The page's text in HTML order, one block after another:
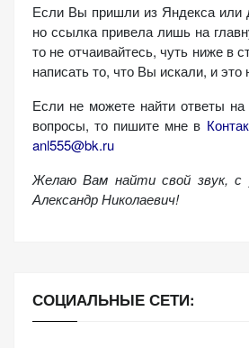
Если Вы пришли из Яндекса или
но ссылка привела лишь на
то не отчаивайтесь, чуть ниже в
написать то, что Вы искали, и это
Если не можете найти ответы
вопросы, то пишите мне в
anl555@bk.ru
Желаю Вам найти свой звук, с
Александр Николаевич!
СОЦИАЛЬНЫЕ СЕТИ: